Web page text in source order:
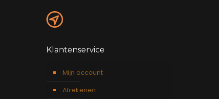
Klantenservice
Mijn account
Afrekenen